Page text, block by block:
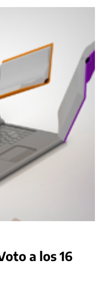
a los 16